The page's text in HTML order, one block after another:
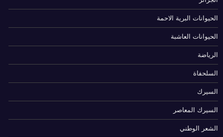
الحيوانات البرية الاحمة
الحيوانات العاشبة
الرياضة
السلحفاة
السيرك
السيرك المعاصر
الشعر الوطني